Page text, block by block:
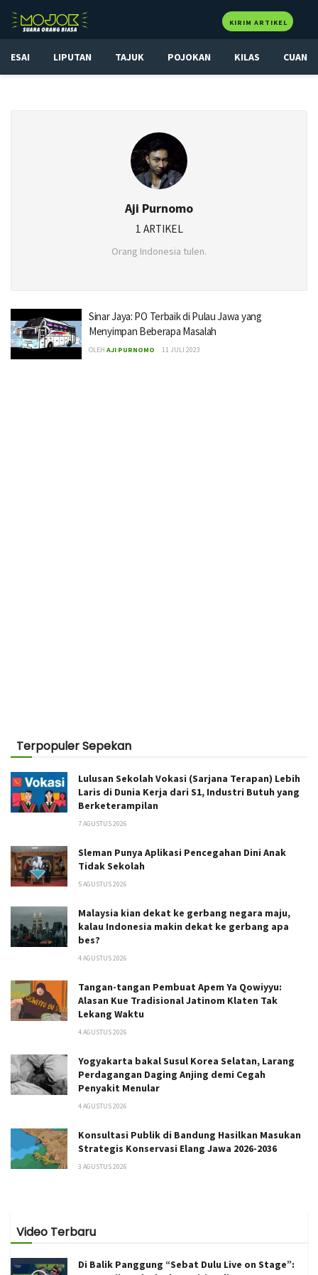
KIRIM ARTIKEL
ESAI LIPUTAN TAJUK POJOKAN KILAS CUAN
Aji Purnomo
1 ARTIKEL
Orang Indonesia tulen.
Sinar Jaya: PO Terbaik di Pulau Jawa yang
Menyimpan Beberapa Masalah
OLEH AJI PURNOMO 11 JULI 2023
Terpopuler Sepekan
Lulusan Sekolah Vokasi (Sarjana Terapan) Lebih
Laris di Dunia Kerja dari S1, Industri Butuh yang
Berketerampilan
7 AGUSTUS 2026
Sleman Punya Aplikasi Pencegahan Dini Anak
Tidak Sekolah
5 AGUSTUS 2026
Malaysia kian dekat ke gerbang negara maju,
kalau Indonesia makin dekat ke gerbang apa
bes?
4 AGUSTUS 2026
Tangan-tangan Pembuat Apem Ya Qowiyyu:
Alasan Kue Tradisional Jatinom Klaten Tak
Lekang Waktu
4 AGUSTUS 2026
Yogyakarta bakal Susul Korea Selatan, Larang
Perdagangan Daging Anjing demi Cegah
Penyakit Menular
4 AGUSTUS 2026
Konsultasi Publik di Bandung Hasilkan Masukan
Strategis Konservasi Elang Jawa 2026-2036
3 AGUSTUS 2026
Video Terbaru
Di Balik Panggung “Sebat Dulu Live on Stage”: